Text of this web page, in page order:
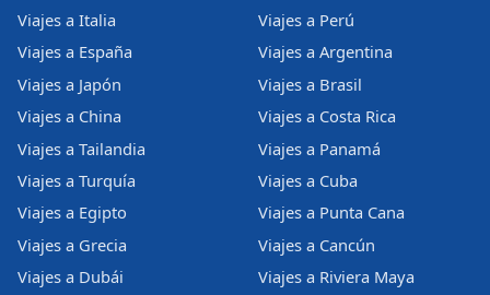
Viajes a Italia
Viajes a España
Viajes a Japón
Viajes a China
Viajes a Tailandia
Viajes a Turquía
Viajes a Egipto
Viajes a Grecia
Viajes a Dubái
Viajes a Perú
Viajes a Argentina
Viajes a Brasil
Viajes a Costa Rica
Viajes a Panamá
Viajes a Cuba
Viajes a Punta Cana
Viajes a Cancún
Viajes a Riviera Maya